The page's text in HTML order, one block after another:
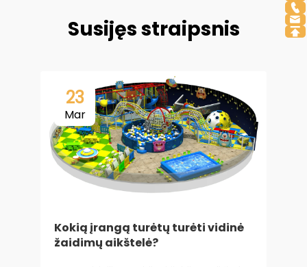
Susijęs straipsnis
23
Mar
Kokią įrangą turėtų turėti vidinė
žaidimų aikštelė?